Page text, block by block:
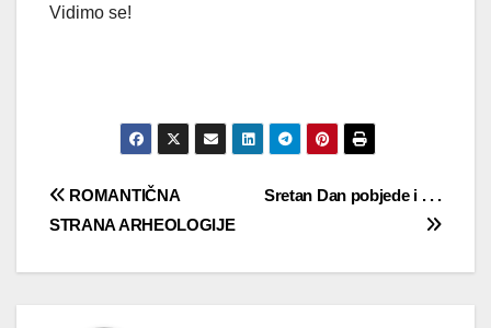
Vidimo se!
Navigacija
Sretan Dan pobjede i . . .
ROMANTIČNA
STRANA ARHEOLOGIJE